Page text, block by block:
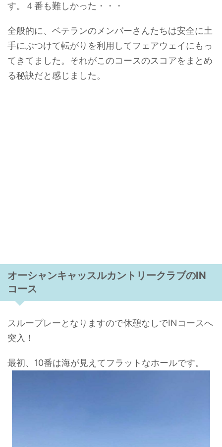
す。４番も難しかった・・・
全般的に、ベテランのメンバーさんたちは安全に土
手にぶつけて転がりを利用してフェアウェイにもっ
てきてました。それがこのコースのスコアをまとめ
る秘訣だと感じました。
オーシャンキャッスルカントリークラブのIN
コース
スループレーとなりますので休憩なしでINコースへ
突入！
最初、10番は海が見えてフラットなホールです。